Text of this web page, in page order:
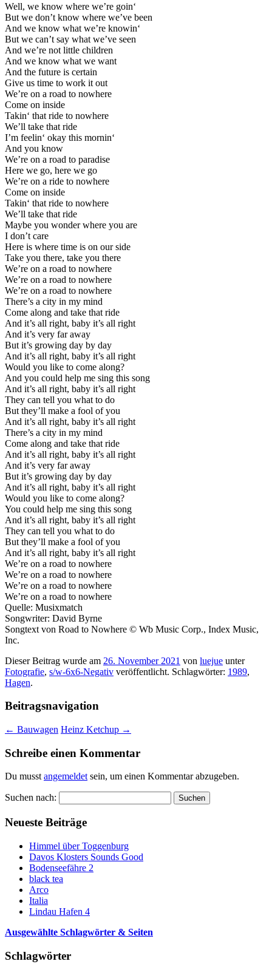
Well, we know where we’re goin‘
But we don’t know where we’ve been
And we know what we’re knowin‘
But we can’t say what we’ve seen
And we’re not little children
And we know what we want
And the future is certain
Give us time to work it out
We’re on a road to nowhere
Come on inside
Takin‘ that ride to nowhere
We’ll take that ride
I’m feelin‘ okay this mornin‘
And you know
We’re on a road to paradise
Here we go, here we go
We’re on a ride to nowhere
Come on inside
Takin‘ that ride to nowhere
We’ll take that ride
Maybe you wonder where you are
I don’t care
Here is where time is on our side
Take you there, take you there
We’re on a road to nowhere
We’re on a road to nowhere
We’re on a road to nowhere
There’s a city in my mind
Come along and take that ride
And it’s all right, baby it’s all right
And it’s very far away
But it’s growing day by day
And it’s all right, baby it’s all right
Would you like to come along?
And you could help me sing this song
And it’s all right, baby it’s all right
They can tell you what to do
But they’ll make a fool of you
And it’s all right, baby it’s all right
There’s a city in my mind
Come along and take that ride
And it’s all right, baby it’s all right
And it’s very far away
But it’s growing day by day
And it’s all right, baby it’s all right
Would you like to come along?
You could help me sing this song
And it’s all right, baby it’s all right
They can tell you what to do
But they’ll make a fool of you
And it’s all right, baby it’s all right
We’re on a road to nowhere
We’re on a road to nowhere
We’re on a road to nowhere
We’re on a road to nowhere
Quelle: Musixmatch
Songwriter: David Byrne
Songtext von Road to Nowhere © Wb Music Corp., Index Music,
Inc.
Dieser Beitrag wurde am 26. November 2021 von luejue unter
Fotografie, s/w-6x6-Negativ veröffentlicht. Schlagwörter: 1989,
Hagen.
Beitragsnavigation
← Bauwagen Heinz Ketchup →
Schreibe einen Kommentar
Du musstangemeldetsein, um einen Kommentar abzugeben.
Suchen nach:
Neueste Beiträge
Himmel über Toggenburg
Davos Klosters Sounds Good
Bodenseefähre 2
black tea
Arco
Italia
Lindau Hafen 4
Ausgewählte Schlagwörter & Seiten
Schlagwörter